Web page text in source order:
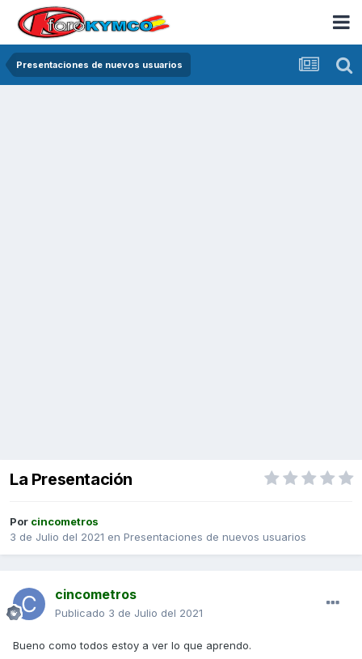
Presentaciones de nuevos usuarios
La Presentación
Por cincometros
3 de Julio del 2021 en Presentaciones de nuevos usuarios
cincometros
Publicado 3 de Julio del 2021
Bueno como todos estoy a ver lo que aprendo.